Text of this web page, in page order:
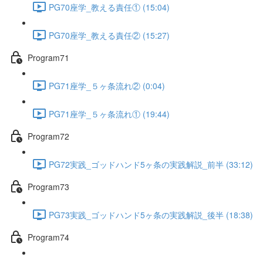
PG70座学_教える責任① (15:04)
PG70座学_教える責任② (15:27)
Program71
PG71座学_５ヶ条流れ② (0:04)
PG71座学_５ヶ条流れ① (19:44)
Program72
PG72実践_ゴッドハンド5ヶ条の実践解説_前半 (33:12)
Program73
PG73実践_ゴッドハンド5ヶ条の実践解説_後半 (18:38)
Program74